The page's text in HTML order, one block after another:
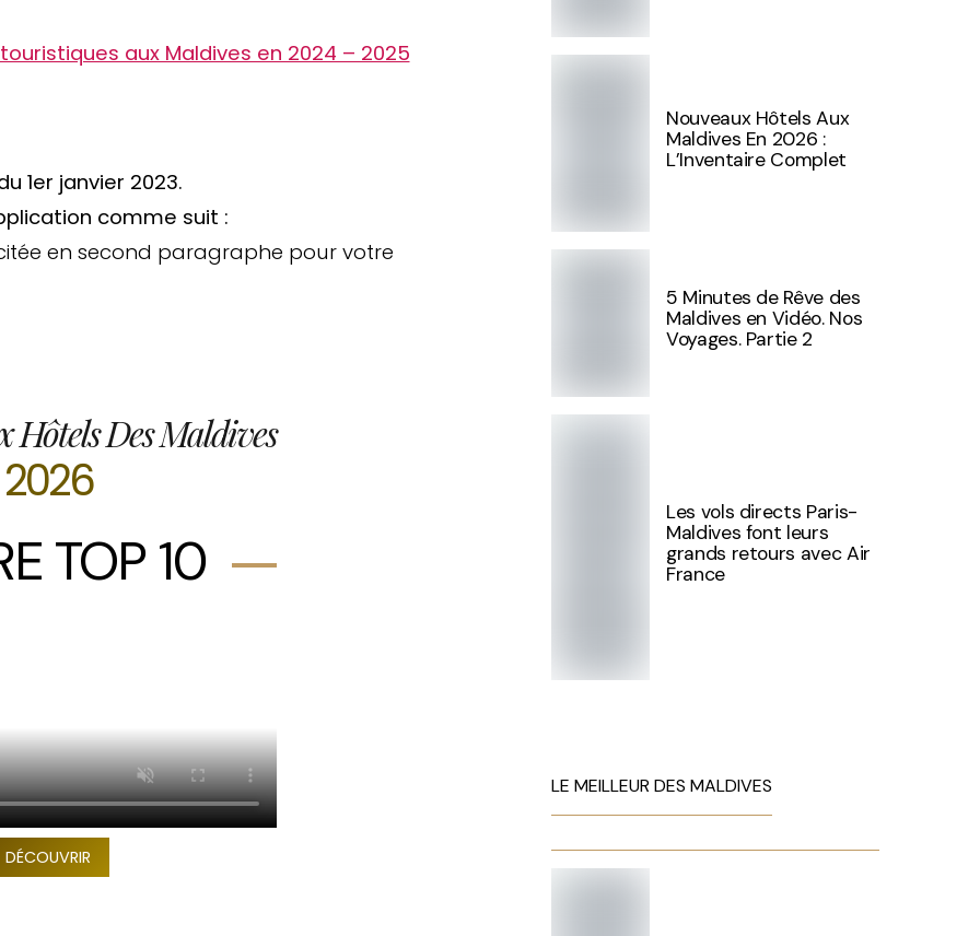
aux Maldives en 2024 – 2025
1er janvier 2023.
comme suit :
en second paragraphe pour votre
Hôtels Des Maldives
2026
TOP 10
DÉCOUVRIR
Nouveaux Hôtels Aux
Maldives En 2026 :
L’Inventaire Complet
5 Minutes de Rêve des
Maldives en Vidéo. Nos
Voyages. Partie 2
Les vols directs Paris-
Maldives font leurs
grands retours avec Air
France
LE MEILLEUR DES MALDIVES